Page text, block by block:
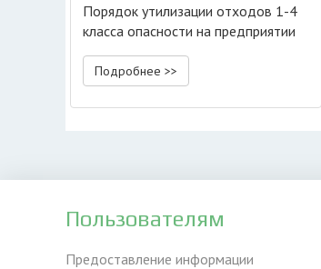
Порядок утилизации отходов 1-4
класса опасности на предприятии
Подробнее >>
Пользователям
Предоставление информации